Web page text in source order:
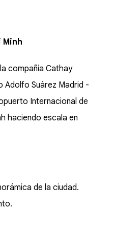
Minh
compañía Cathay
Adolfo Suárez Madrid -
Internacional de
haciendo escala en
de la ciudad.